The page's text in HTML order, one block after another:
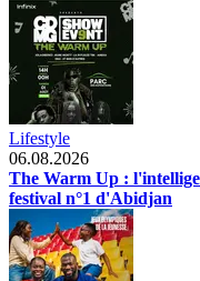
Lifestyle
06.08.2026
The Warm Up :
festival n°1 d'Abidjan